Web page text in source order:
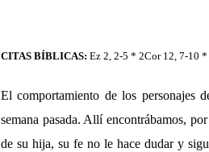
CITAS BÍBLICAS: Ez 2, 2-5 * 2Cor 12, 7-10
El comportamiento de los personajes
semana pasada. Allí encontrábamos,
de su hija, su fe no le hace dudar y